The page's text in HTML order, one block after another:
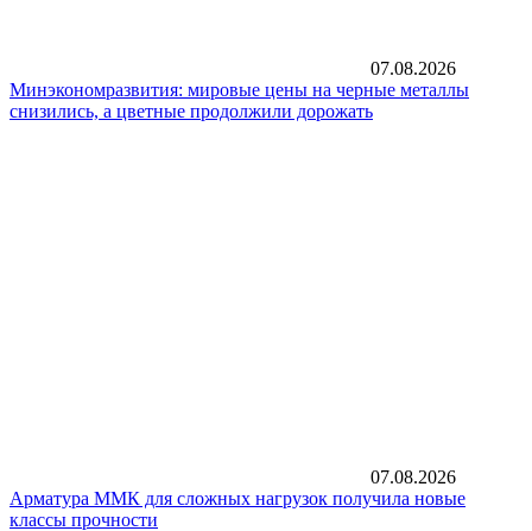
07.08.2026
Минэкономразвития: мировые цены на черные металлы
снизились, а цветные продолжили дорожать
07.08.2026
Арматура ММК для сложных нагрузок получила новые
классы прочности